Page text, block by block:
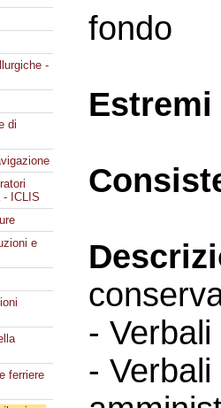
-
di
- ICLIS
e
ferriere
fondo
-
-